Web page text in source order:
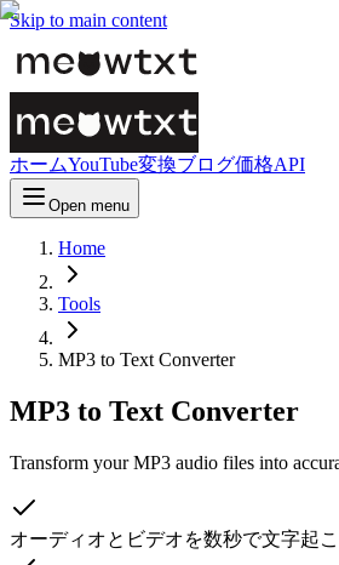
Skip to main content
ホームYouTube変換ブログ価格API
Open menu
Home
Tools
MP3 to Text Converter
MP3 to Text Converter
Transform your MP3 audio files into
オーディオとビデオを数秒で文字起